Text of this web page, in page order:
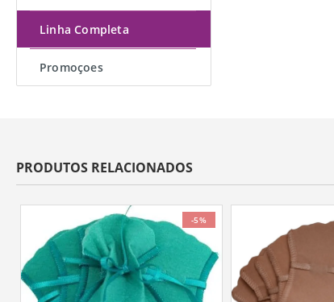
Linha Completa
Promoçoes
PRODUTOS RELACIONADOS
-5%